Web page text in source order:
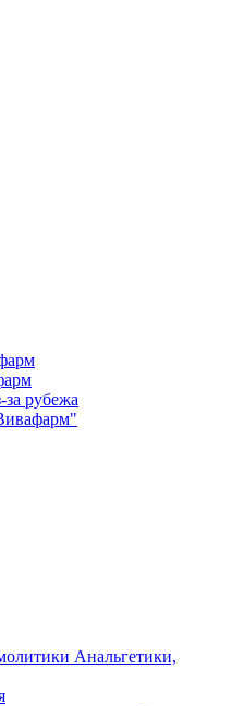
за рубежа
Анальгетики,